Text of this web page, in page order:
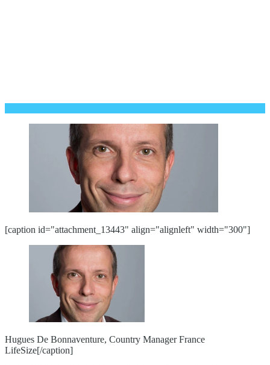
[caption id="attachment_13443" align="alignleft" width="300"]
Hugues De Bonnaventure, Country Manager France
LifeSize[/caption]